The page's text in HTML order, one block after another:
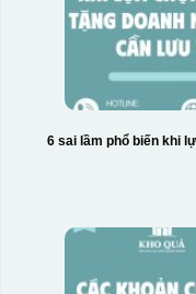
6 sai lầm phổ biến khi